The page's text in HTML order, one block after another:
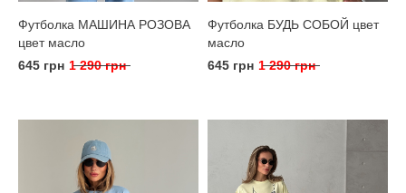
Футболка МАШИНА РОЗОВА
цвет масло
645 грн 1 290 грн
Футболка БУДЬ СОБОЙ цвет
масло
645 грн 1 290 грн